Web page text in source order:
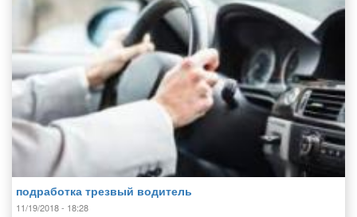
подработка трезвый водитель
11/19/2018 - 18:28